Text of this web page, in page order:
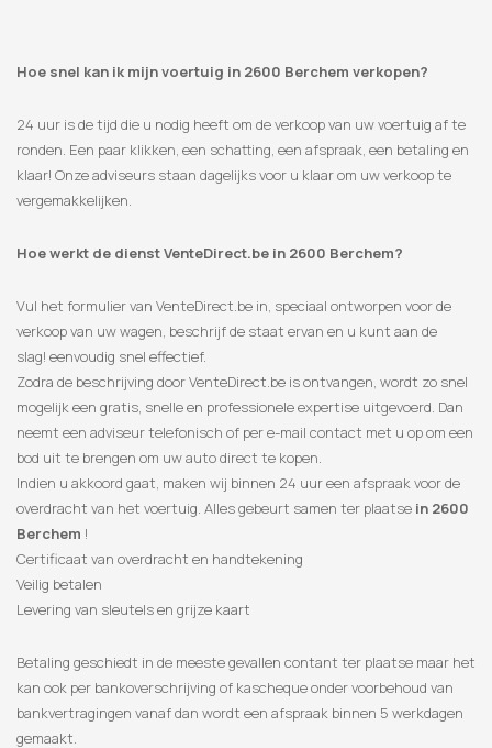
Hoe snel kan ik mijn voertuig in 2600 Berchem verkopen?
24 uur is de tijd die u nodig heeft om de verkoop van uw voertuig af te
ronden. Een paar klikken, een schatting, een afspraak, een betaling en
klaar! Onze adviseurs staan ​​dagelijks voor u klaar om uw verkoop te
vergemakkelijken.
Hoe werkt de dienst VenteDirect.be in 2600 Berchem?
Vul het formulier van VenteDirect.be in, speciaal ontworpen voor de
verkoop van uw wagen, beschrijf de staat ervan en u kunt aan de
slag! eenvoudig snel effectief.
Zodra de beschrijving door VenteDirect.be is ontvangen, wordt zo snel
mogelijk een gratis, snelle en professionele expertise uitgevoerd. Dan
neemt een adviseur telefonisch of per e-mail contact met u op om een
​​bod uit te brengen om uw auto direct te kopen.
Indien u akkoord gaat, maken wij binnen 24 uur een afspraak voor de
overdracht van het voertuig. Alles gebeurt samen ter plaatse in 2600
Berchem !
Certificaat van overdracht en handtekening
Veilig betalen
Levering van sleutels en grijze kaart
Betaling geschiedt in de meeste gevallen contant ter plaatse maar het
kan ook per bankoverschrijving of kascheque onder voorbehoud van
bankvertragingen vanaf dan wordt een afspraak binnen 5 werkdagen
gemaakt.